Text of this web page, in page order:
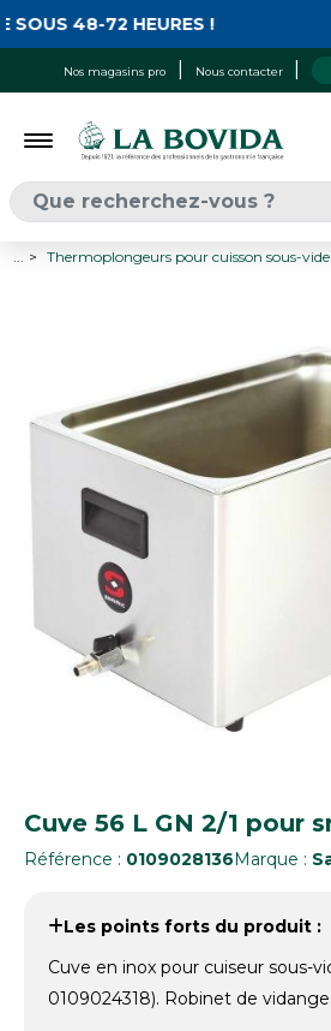
Nos magasins pro Nous contacter
48-72 HEURES !
Thermoplongeurs pour cuisson sous-vide
Cuve 56 L GN 2/1 pour
Référence : 0109028136Marque :
Les points forts du produit :
Cuve en inox pour cuiseur sous-
0109024318). Robinet de vidange.